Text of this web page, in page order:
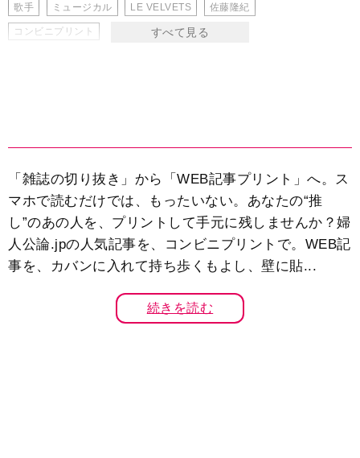
歌手 ミュージカル LE VELVETS 佐藤隆紀
コンビニプリント
「雑誌の切り抜き」から「WEB記事プリント」へ。ス
マホで読むだけでは、もったいない。あなたの“推
し”のあの人を、プリントして手元に残しませんか？婦
人公論.jpの人気記事を、コンビニプリントで。WEB記
事を、カバンに入れて持ち歩くもよし、壁に貼...
続きを読む